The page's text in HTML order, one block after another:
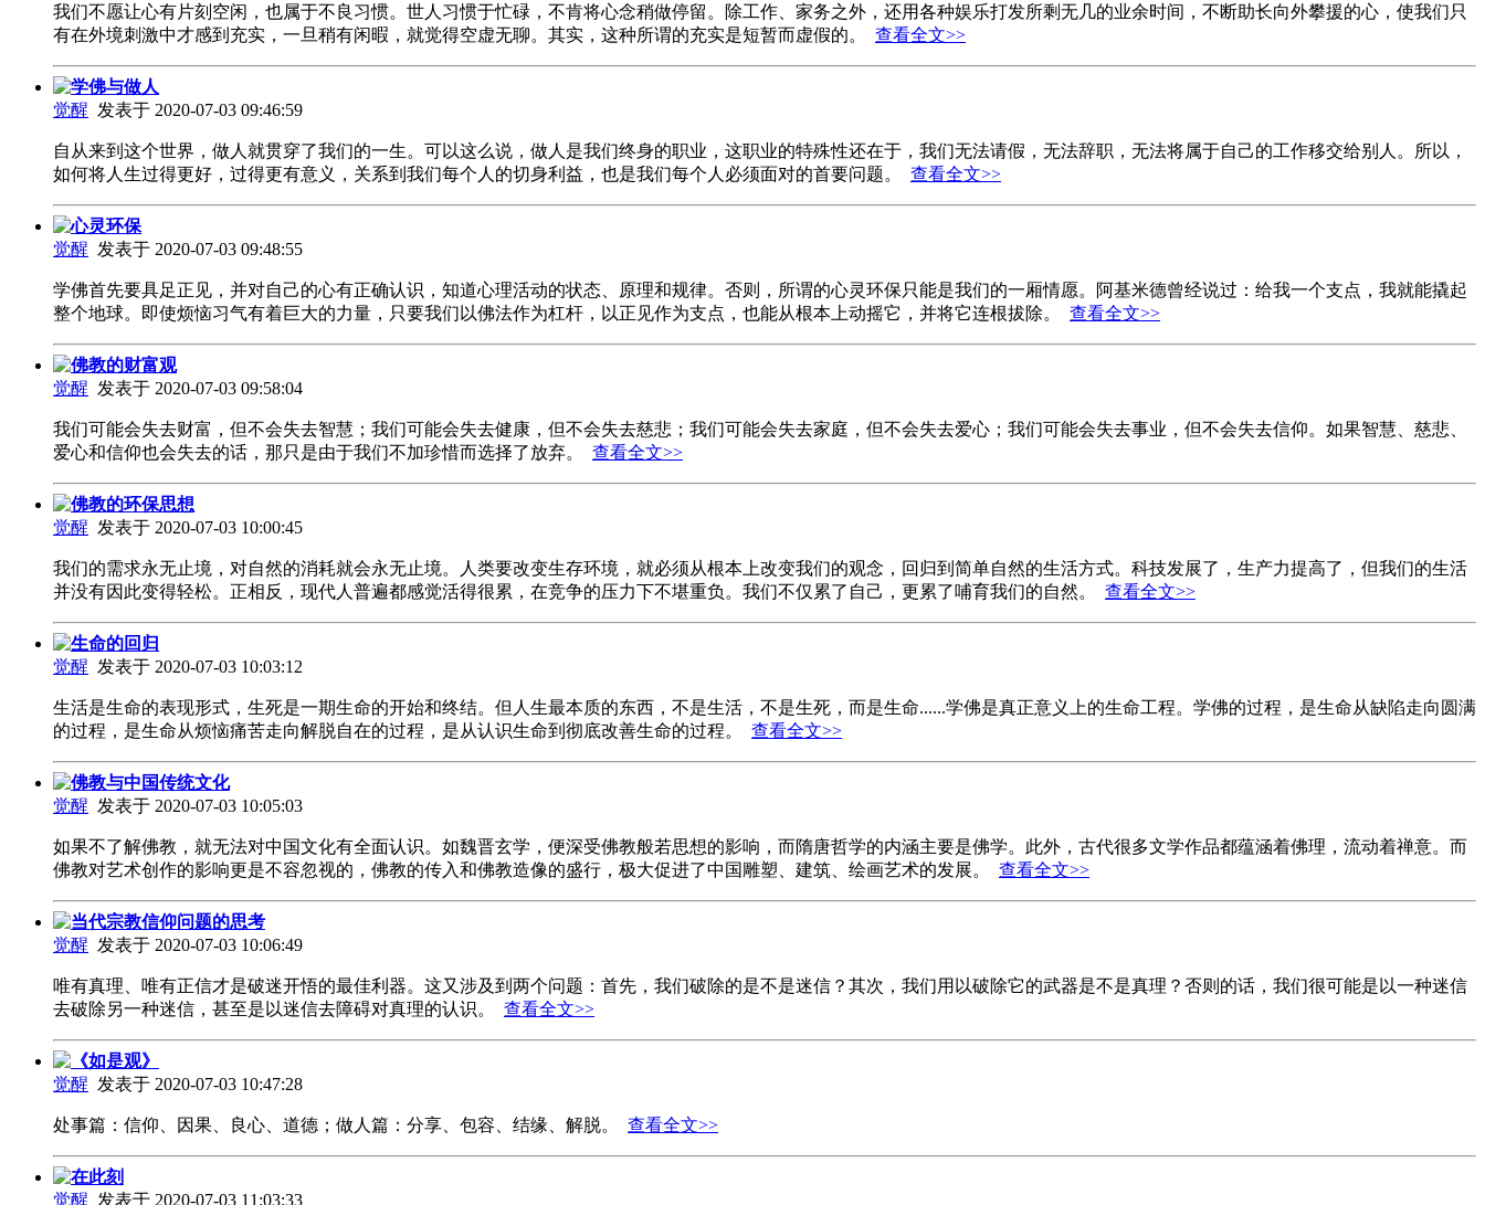
我们不愿让心有片刻空闲，也属于不良习惯。世人习惯于忙碌，不肯将心念稍做停留。除工作、家务之外，还用各种娱乐打发所剩无几的业余时间，不断助长向外攀援的心，使我们只
有在外境刺激中才感到充实，一旦稍有闲暇，就觉得空虚无聊。其实，这种所谓的充实是短暂而虚假的。 查看全文>>
学佛与做人
觉醒 发表于 2020-07-03 09:46:59
自从来到这个世界，做人就贯穿了我们的一生。可以这么说，做人是我们终身的职业，这职业的特殊性还在于，我们无法请假，无法辞职，无法将属于自己的工作移交给别人。所以，
如何将人生过得更好，过得更有意义，关系到我们每个人的切身利益，也是我们每个人必须面对的首要问题。 查看全文>>
心灵环保
觉醒 发表于 2020-07-03 09:48:55
学佛首先要具足正见，并对自己的心有正确认识，知道心理活动的状态、原理和规律。否则，所谓的心灵环保只能是我们的一厢情愿。阿基米德曾经说过：给我一个支点，我就能撬起
整个地球。即使烦恼习气有着巨大的力量，只要我们以佛法作为杠杆，以正见作为支点，也能从根本上动摇它，并将它连根拔除。 查看全文>>
佛教的财富观
觉醒 发表于 2020-07-03 09:58:04
我们可能会失去财富，但不会失去智慧；我们可能会失去健康，但不会失去慈悲；我们可能会失去家庭，但不会失去爱心；我们可能会失去事业，但不会失去信仰。如果智慧、慈悲、
爱心和信仰也会失去的话，那只是由于我们不加珍惜而选择了放弃。 查看全文>>
佛教的环保思想
觉醒 发表于 2020-07-03 10:00:45
我们的需求永无止境，对自然的消耗就会永无止境。人类要改变生存环境，就必须从根本上改变我们的观念，回归到简单自然的生活方式。科技发展了，生产力提高了，但我们的生活
并没有因此变得轻松。正相反，现代人普遍都感觉活得很累，在竞争的压力下不堪重负。我们不仅累了自己，更累了哺育我们的自然。 查看全文>>
生命的回归
觉醒 发表于 2020-07-03 10:03:12
生活是生命的表现形式，生死是一期生命的开始和终结。但人生最本质的东西，不是生活，不是生死，而是生命......学佛是真正意义上的生命工程。学佛的过程，是生命从缺陷走向圆满
的过程，是生命从烦恼痛苦走向解脱自在的过程，是从认识生命到彻底改善生命的过程。 查看全文>>
佛教与中国传统文化
觉醒 发表于 2020-07-03 10:05:03
如果不了解佛教，就无法对中国文化有全面认识。如魏晋玄学，便深受佛教般若思想的影响，而隋唐哲学的内涵主要是佛学。此外，古代很多文学作品都蕴涵着佛理，流动着禅意。而
佛教对艺术创作的影响更是不容忽视的，佛教的传入和佛教造像的盛行，极大促进了中国雕塑、建筑、绘画艺术的发展。 查看全文>>
当代宗教信仰问题的思考
觉醒 发表于 2020-07-03 10:06:49
唯有真理、唯有正信才是破迷开悟的最佳利器。这又涉及到两个问题：首先，我们破除的是不是迷信？其次，我们用以破除它的武器是不是真理？否则的话，我们很可能是以一种迷信
去破除另一种迷信，甚至是以迷信去障碍对真理的认识。 查看全文>>
《如是观》
觉醒 发表于 2020-07-03 10:47:28
处事篇：信仰、因果、良心、道德；做人篇：分享、包容、结缘、解脱。 查看全文>>
在此刻
觉醒 发表于 2020-07-03 11:03:33